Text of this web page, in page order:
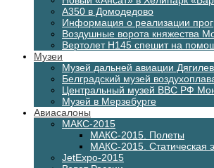
А350 в Домодедово
Информация о реализации
Воздушные ворота княжества
Вертолет H145 спешит на
Музеи
Музей дальней авиации
Белградский музей
Центральный музей ВВС РФ
Музей в Мерзебурге
Авиасалоны
МАКС-2015
МАКС-2015. Полеты
МАКС-2015. Статическая
JetExpo-2015